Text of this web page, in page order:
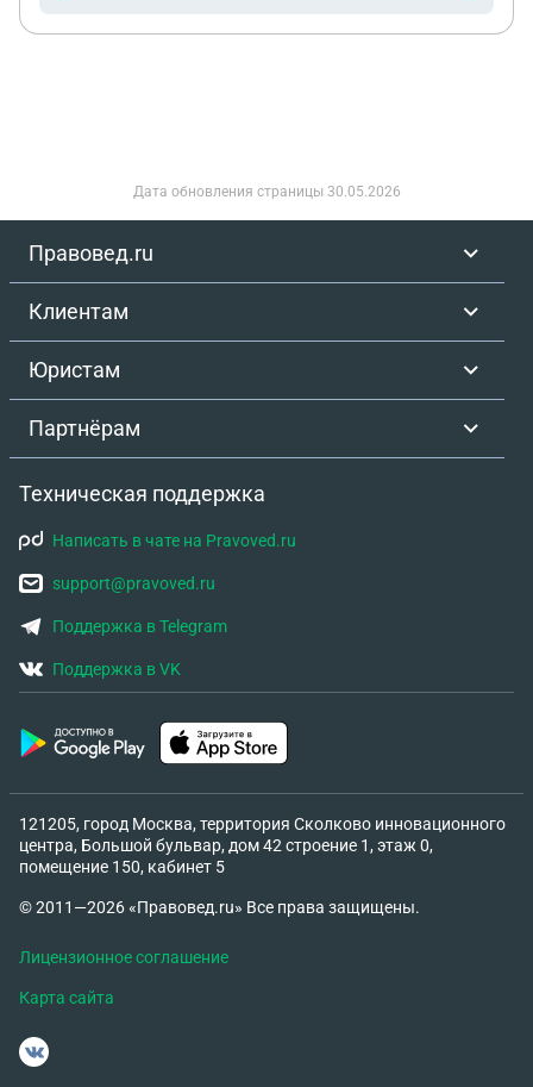
Дата обновления страницы 30.05.2026
Правовед.ru
Клиентам
Юристам
Партнёрам
Техническая поддержка
Написать в чате на Pravoved.ru
support@pravoved.ru
Поддержка в Telegram
Поддержка в VK
121205, город Москва, территория Сколково инновационного
центра, Большой бульвар, дом 42 строение 1, этаж 0,
помещение 150, кабинет 5
© 2011—2026 «Правовед.ru» Все права защищены.
Лицензионное соглашение
Карта сайта